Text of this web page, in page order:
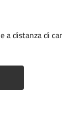
a distanza di